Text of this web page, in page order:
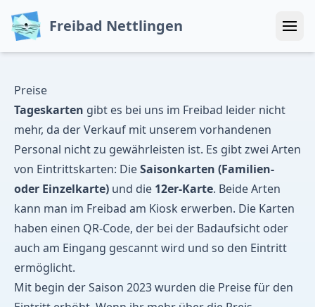
Freibad Nettlingen
Preise
Tageskarten gibt es bei uns im Freibad leider nicht
mehr, da der Verkauf mit unserem vorhandenen
Personal nicht zu gewährleisten ist. Es gibt zwei Arten
von Eintrittskarten: DieSaisonkarten (Familien-
oder Einzelkarte) und die 12er-Karte. Beide Arten
kann man im Freibad am Kiosk erwerben. Die Karten
haben einen QR-Code, der bei der Badaufsicht oder
auch am Eingang gescannt wird und so den Eintritt
ermöglicht.
Mit begin der Saison 2023 wurden die Preise für den